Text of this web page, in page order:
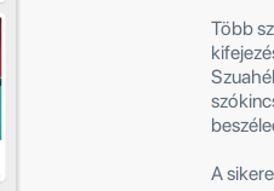
Több
A